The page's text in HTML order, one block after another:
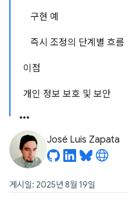
구현 예
즉시 조정의 단계별 흐름
이점
개인 정보 보호 및 보안
José Luis Zapata
게시일: 2025년 8월 19일